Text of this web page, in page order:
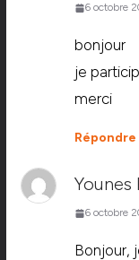
6 octobre
bonjour
je
merci
Répondre
Younes
6 octobre
Bonjour,